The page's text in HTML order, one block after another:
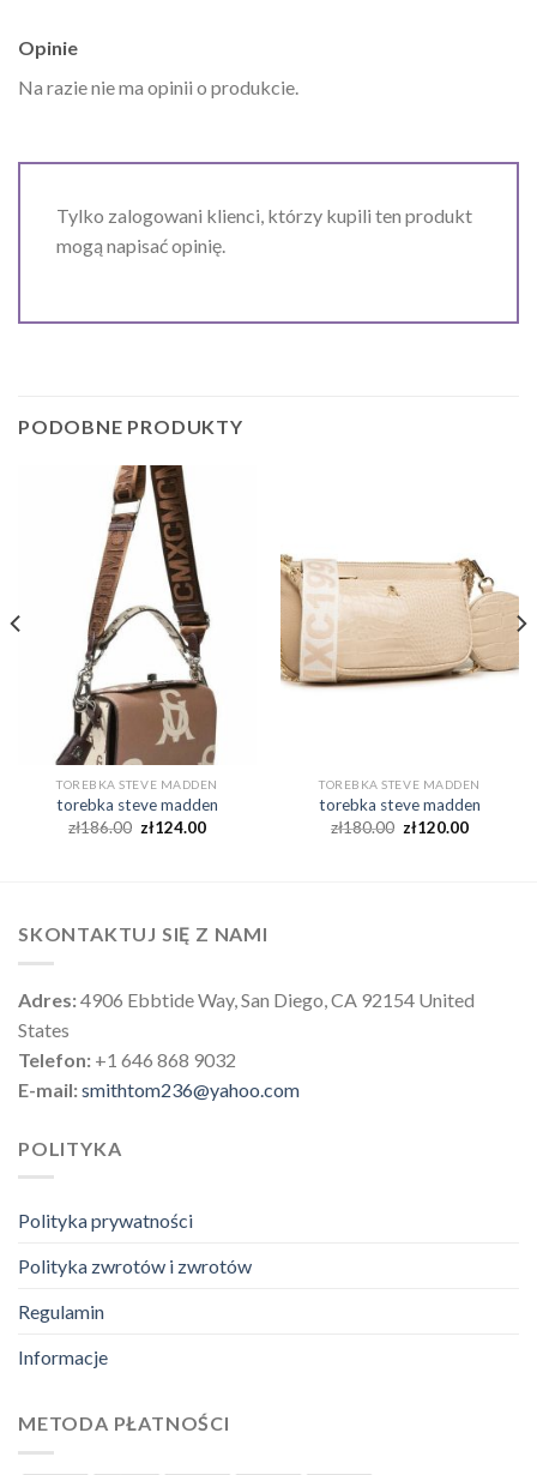
Opinie
Na razie nie ma opinii o produkcie.
Tylko zalogowani klienci, którzy kupili ten produkt
mogą napisać opinię.
PODOBNE PRODUKTY
TOREBKA STEVE MADDEN
torebka steve madden
zł186.00 zł124.00
TOREBKA STEVE MADDEN
torebka steve madden
zł180.00 zł120.00
SKONTAKTUJ SIĘ Z NAMI
Adres:4906 Ebbtide Way, San Diego, CA 92154 United
States
Telefon: +1 646 868 9032
E-mail:smithtom236@yahoo.com
POLITYKA
Polityka prywatności
Polityka zwrotów i zwrotów
Regulamin
Informacje
METODA PŁATNOŚCI